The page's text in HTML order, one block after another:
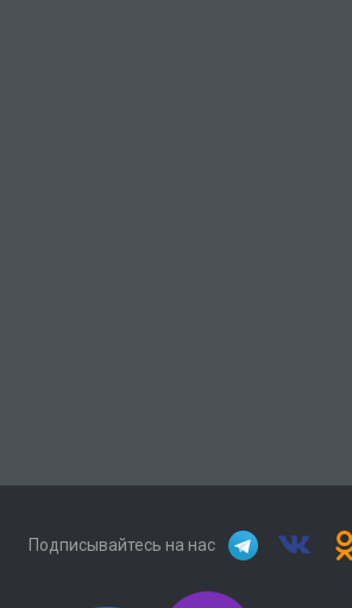
Подписывайтесь на нас